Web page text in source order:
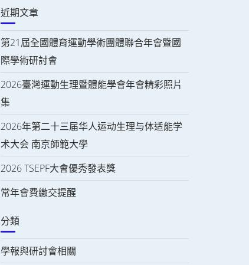
近期文章
第21屆全國體育運動學術團體聯合年會暨國
際學術研討會
2026臺灣運動生理暨體能學會年會精彩照片
集
2026年第二十三届华人运动生理与体适能学
术大会 南京師範大學
2026 TSEPF大會優秀發表獎
常年會費繳交提醒
分類
學報與研討會相關